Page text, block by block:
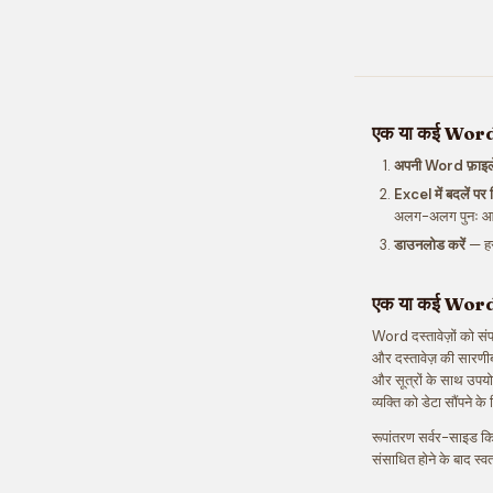
एक या कई
अपनी Word
Excel में बदलें पर
अलग-अलग पुनः
डाउनलोड करें—
एक या कई
Word दस्तावेज़ों को
और दस्तावेज़ की
और सूत्रों के साथ
व्यक्ति को डेटा सौंपने के
रूपांतरण सर्वर-साइड
संसाधित होने के बाद